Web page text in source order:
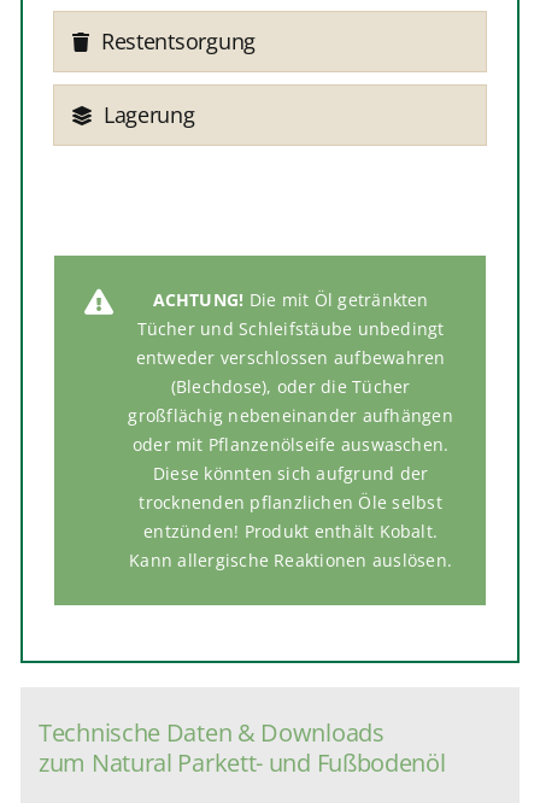
Restentsorgung
Lagerung
ACHTUNG! Die mit Öl getränkten
Tücher und Schleifstäube unbedingt
entweder verschlossen aufbewahren
(Blechdose), oder die Tücher
großflächig nebeneinander aufhängen
oder mit Pflanzenölseife auswaschen.
Diese könnten sich aufgrund der
trocknenden pflanzlichen Öle selbst
entzünden! Produkt enthält Kobalt.
Kann allergische Reaktionen auslösen.
Technische Daten & Downloads
zum Natural Parkett- und Fußbodenöl